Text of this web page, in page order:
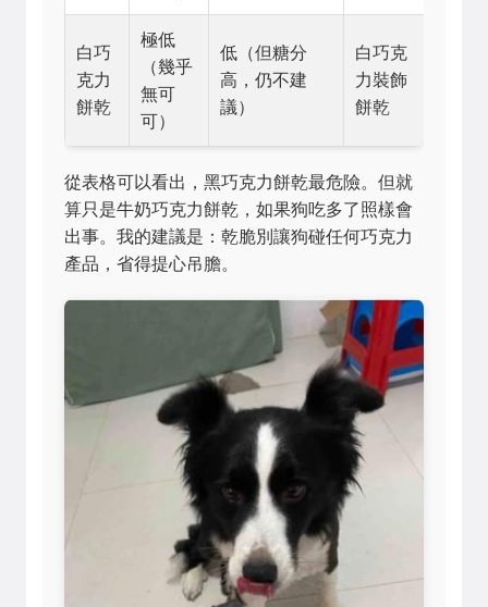
白巧
克力
餅乾
極低
（幾乎
無可
可）
低（但糖分
高，仍不建
議）
白巧克
力裝飾
餅乾
從表格可以看出，黑巧克力餅乾最危險。但就
算只是牛奶巧克力餅乾，如果狗吃多了照樣會
出事。我的建議是：乾脆別讓狗碰任何巧克力
產品，省得提心吊膽。